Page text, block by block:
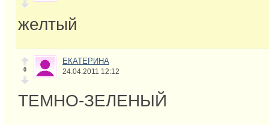
желтый
0
ЕКАТЕРИНА
24.04.2011 12:12
ТЕМНО-ЗЕЛЕНЫЙ